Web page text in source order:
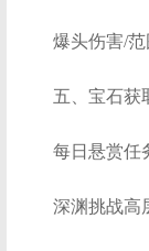
爆头伤害/
五、宝石获
每日悬赏任
深渊挑战高